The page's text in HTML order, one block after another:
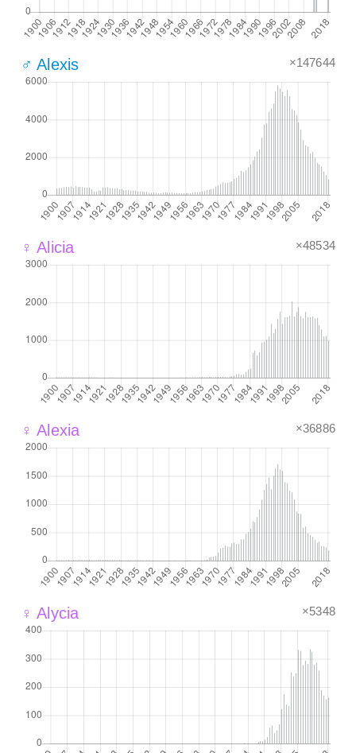
♂ Alexis ×147644
♀ Alicia ×48534
♀ Alexia ×36886
♀ Alycia ×5348